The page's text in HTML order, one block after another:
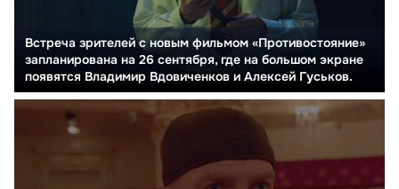
Встреча зрителей с новым фильмом «Противостояние»
запланирована на 26 сентября, где на большом экране
появятся Владимир Вдовиченков и Алексей Гуськов.